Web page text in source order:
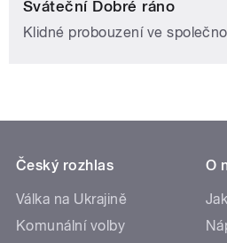
Sváteční Dobré ráno
Klidné probouzení ve
Český rozhlas
Válka na Ukrajině
Komunální volby
O